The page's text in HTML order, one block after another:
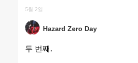
5월 2일
Hazard Zero Day
두 번째.